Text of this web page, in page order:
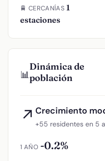
🚆 CERCANÍAS 1
estaciones
📊
Dinámica de
población
↗ Crecimiento
+55 residentes en 5
1 AÑO -0.2%